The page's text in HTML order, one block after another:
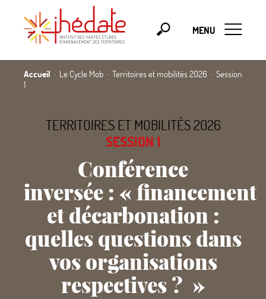
MENU
Accueil Le Cycle Mob Territoires et mobilités 2026
Session
1
TERRITOIRES ET MOBILITÉS 2026
SESSION 1
Conférence
inversée : «financement
et décarbonation :
quelles questions dans
vos organisations
respectives? »